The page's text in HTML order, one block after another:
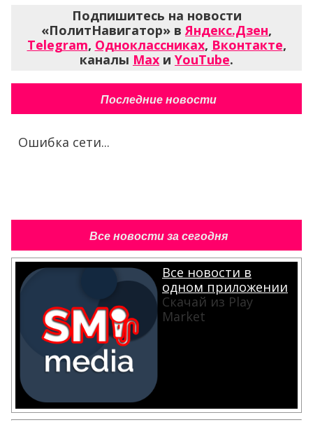
Подпишитесь на новости
«ПолитНавигатор» вЯндекс.Дзен,
Telegram, Одноклассниках, Вконтакте,
каналы Max и YouTube.
Последние новости
Ошибка сети...
Все новости за сегодня
Все новости в
одном приложении
Скачай из Play
Market